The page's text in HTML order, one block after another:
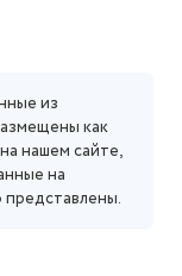
из
как
нашем сайте,
на